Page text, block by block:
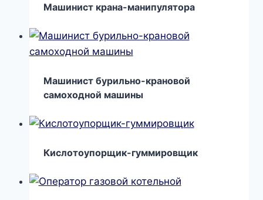
Машинист крана-манипулятора
Машинист бурильно-крановой
самоходной машины
Кислотоупорщик-гуммировщик